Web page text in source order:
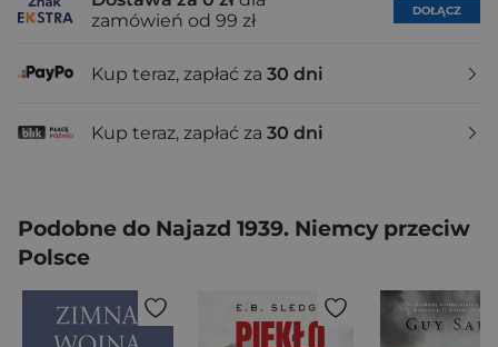
zamówień od 99 zł
DOŁĄCZ
Kup teraz, zapłać za 30 dni
Kup teraz, zapłać za 30 dni
Podobne do Najazd 1939. Niemcy przeciw
Polsce